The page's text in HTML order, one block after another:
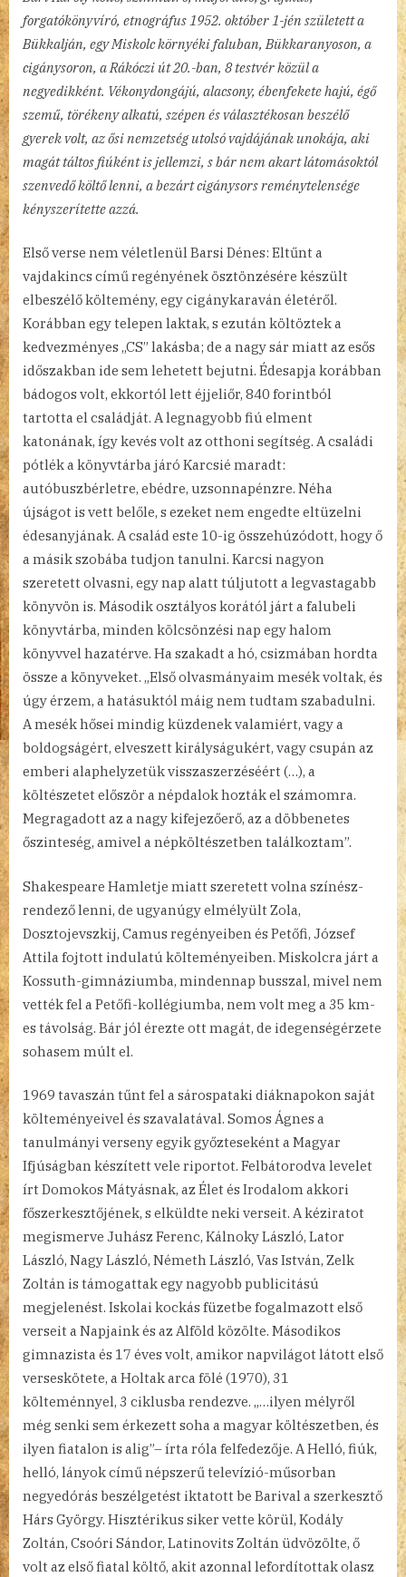
forgatókönyvíró, etnográfus 1952. október 1-jén született a
Bükkalján, egy Miskolc környéki faluban, Bükkaranyoson, a
cigánysoron, a Rákóczi út 20.-ban, 8 testvér közül a
negyedikként. Vékonydongájú, alacsony, ébenfekete hajú, égő
szemű, törékeny alkatú, szépen és választékosan beszélő
gyerek volt, az ősi nemzetség utolsó vajdájának unokája, aki
magát táltos fiúként is jellemzi, s bár nem akart látomásoktól
szenvedő költő lenni, a bezárt cigánysors reménytelensége
kényszerítette azzá.
Első verse nem véletlenül Barsi Dénes: Eltűnt a
vajdakincs című regényének ösztönzésére készült
elbeszélő költemény, egy cigánykaraván életéről.
Korábban egy telepen laktak, s ezután költöztek a
kedvezményes „CS” lakásba; de a nagy sár miatt az esős
időszakban ide sem lehetett bejutni. Édesapja korábban
bádogos volt, ekkortól lett éjjeliőr, 840 forintból
tartotta el családját. A legnagyobb fiú elment
katonának, így kevés volt az otthoni segítség. A családi
pótlék a könyvtárba járó Karcsié maradt:
autóbuszbérletre, ebédre, uzsonnapénzre. Néha
újságot is vett belőle, s ezeket nem engedte eltüzelni
édesanyjának. A család este 10-ig összehúzódott, hogy ő
a másik szobába tudjon tanulni. Karcsi nagyon
szeretett olvasni, egy nap alatt túljutott a legvastagabb
könyvön is. Második osztályos korától járt a falubeli
könyvtárba, minden kölcsönzési nap egy halom
könyvvel hazatérve. Ha szakadt a hó, csizmában hordta
össze a könyveket. „Első olvasmányaim mesék voltak, és
úgy érzem, a hatásuktól máig nem tudtam szabadulni.
A mesék hősei mindig küzdenek valamiért, vagy a
boldogságért, elveszett királyságukért, vagy csupán az
emberi alaphelyzetük visszaszerzéséért (…), a
költészetet először a népdalok hozták el számomra.
Megragadott az a nagy kifejezőerő, az a döbbenetes
őszinteség, amivel a népköltészetben találkoztam”.
Shakespeare Hamletje miatt szeretett volna színész-
rendező lenni, de ugyanúgy elmélyült Zola,
Dosztojevszkij, Camus regényeiben és Petőfi, József
Attila fojtott indulatú költeményeiben. Miskolcra járt a
Kossuth-gimnáziumba, mindennap busszal, mivel nem
vették fel a Petőfi-kollégiumba, nem volt meg a 35 km-
es távolság. Bár jól érezte ott magát, de idegenségérzete
sohasem múlt el.
1969 tavaszán tűnt fel a sárospataki diáknapokon saját
költeményeivel és szavalatával. Somos Ágnes a
tanulmányi verseny egyik győzteseként a Magyar
Ifjúságban készített vele riportot. Felbátorodva levelet
írt Domokos Mátyásnak, az Élet és Irodalom akkori
főszerkesztőjének, s elküldte neki verseit. A kéziratot
megismerve Juhász Ferenc, Kálnoky László, Lator
László, Nagy László, Németh László, Vas István, Zelk
Zoltán is támogattak egy nagyobb publicitású
megjelenést. Iskolai kockás füzetbe fogalmazott első
verseit a Napjaink és az Alföld közölte. Másodikos
gimnazista és 17 éves volt, amikor napvilágot látott első
verseskötete, a Holtak arca fölé (1970), 31
költeménnyel, 3 ciklusba rendezve. „…ilyen mélyről
még senki sem érkezett soha a magyar költészetben, és
ilyen fiatalon is alig”– írta róla felfedezője. A Helló, fiúk,
helló, lányok című népszerű televízió-műsorban
negyedórás beszélgetést iktatott be Barival a szerkesztő
Hárs György. Hisztérikus siker vette körül, Kodály
Zoltán, Csoóri Sándor, Latinovits Zoltán üdvözölte, ő
volt az első fiatal költő, akit azonnal lefordítottak olasz